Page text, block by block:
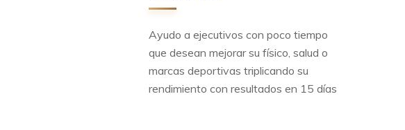
Ayudo a ejecutivos con poco tiempo
que desean mejorar su físico, salud o
marcas deportivas triplicando su
rendimiento con resultados en 15 días